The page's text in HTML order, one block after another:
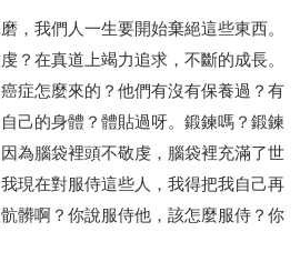
，我們人一生要開始棄絕這些東西。
？在真道上竭力追求，不斷的成長。
症怎麼來的？他們有沒有保養過？有
己的身體？體貼過呀。鍛鍊嗎？鍛鍊
為腦袋裡頭不敬虔，腦袋裡充滿了世
現在對服侍這些人，我得把我自己再
髒啊？你說服侍他，該怎麼服侍？你